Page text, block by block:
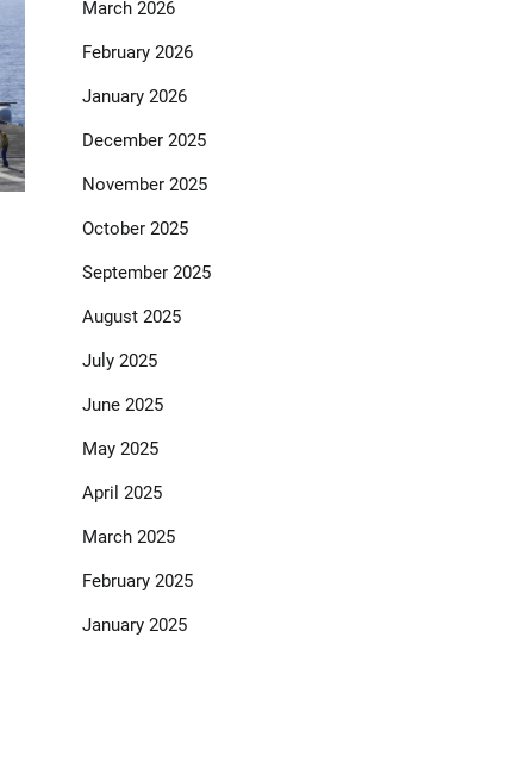
March 2026
February 2026
January 2026
December 2025
November 2025
October 2025
September 2025
August 2025
July 2025
June 2025
May 2025
April 2025
March 2025
February 2025
January 2025